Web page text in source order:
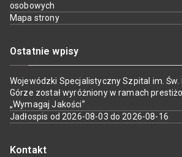
osobowych
Mapa strony
Ostatnie wpisy
Wojewódzki Specjalistyczny Szpital im. Św.
Górze został wyróżniony w ramach
„Wymagaj Jakości”
Jadłospis od 2026-08-03 do 2026-08-16
Kontakt